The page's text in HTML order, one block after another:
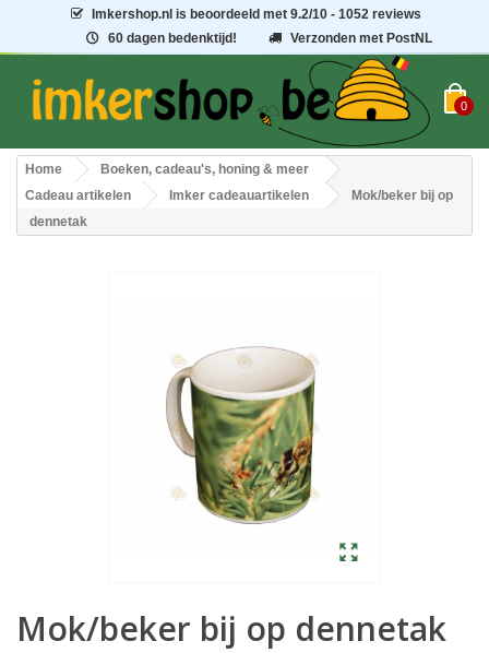
Imkershop.nl is beoordeeld met9.2/10 - 1052 reviews
60 dagen bedenktijd!
Verzonden met PostNL
0
Home
Boeken, cadeau's, honing & meer
Cadeau artikelen
Imker cadeauartikelen
Mok/beker bij op
dennetak
Mok/beker bij op dennetak